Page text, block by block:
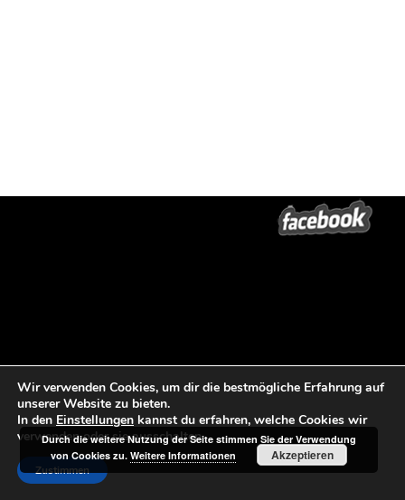
Wir verwenden Cookies, um dir die bestmögliche Erfahrung auf
unserer Website zu bieten.
In den Einstellungen kannst du erfahren, welche Cookies wir
verwenden oder sie ausschalten.
Zustimmen
Durch die weitere Nutzung der Seite stimmen Sie der Verwendung
von Cookies zu.Weitere Informationen Akzeptieren